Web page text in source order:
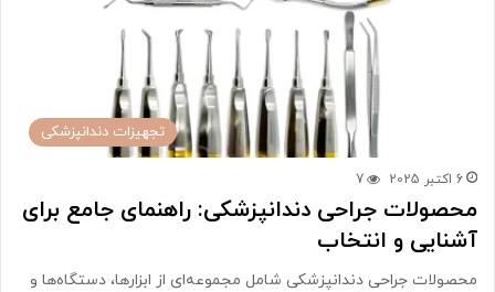
تجهیزات دندانپزشکی
6 اکتبر 2025 7
محصولات جراحی دندانپزشکی: راهنمای جامع برای
آشنایی و انتخاب
محصولات جراحی دندانپزشکی شامل مجموعه‌ای از ابزارها، دستگاه‌ها و